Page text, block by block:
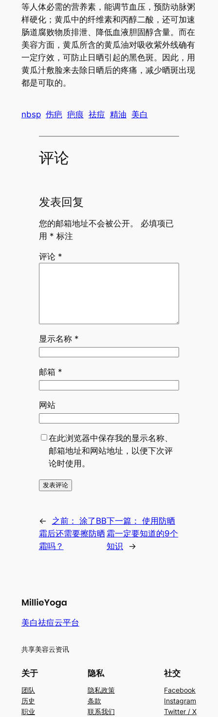
等人体必需的营养素，能调节血压，预防动脉粥
样硬化；黄瓜中的纤维素和丙醇二酸，还可加速
肠道腐败物质排泄、降低血液胆固醇含量。而在
美容方面，黄瓜所含的黄瓜油对吸收紫外线确有
一定疗效，可防止日晒引起的黑色斑。因此，用
黄瓜汁敷脸来去除日晒后的疼痛，减少晒斑出现
都是可取的。
nbsp 伤疤 疤痕 祛痘 精油 美白
评论
发表回复
您的邮箱地址不会被公开。
必填项已
用 * 标注
评论 *
显示名称 *
邮箱 *
网站
在此浏览器中保存我的显示名称、
邮箱地址和网站地址，以便下次评
论时使用。
← 之前： 涂了BB
霜后还需要擦防晒
霜吗？
下一篇：
使用防晒
霜一定要知道的9个
知识
→
美白祛痘云平台
共享美容云资讯
关于
团队
历史
职业
隐私
隐私政策
条款
联系我们
社交
Facebook
Instagram
Twitter / X